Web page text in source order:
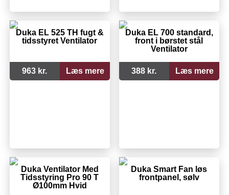
Duka EL 525 TH fugt &
tidsstyret Ventilator
963 kr. Læs mere
Duka EL 700 standard,
front i børstet stål
Ventilator
388 kr. Læs mere
Duka Ventilator Med
Tidsstyring Pro 90 T
Ø100mm Hvid
Duka Smart Fan løs
frontpanel, sølv